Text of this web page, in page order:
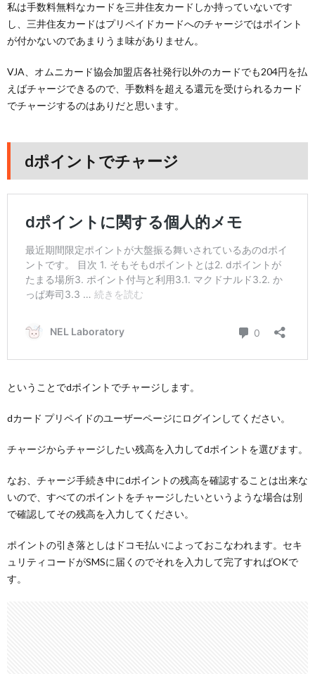
私は手数料無料なカードを三井住友カードしか持っていないです
し、三井住友カードはプリペイドカードへのチャージではポイント
が付かないのであまりうま味がありません。
VJA、オムニカード協会加盟店各社発行以外のカードでも204円を払
えばチャージできるので、手数料を超える還元を受けられるカード
でチャージするのはありだと思います。
dポイントでチャージ
ということでdポイントでチャージします。
dカード プリペイドのユーザーページにログインしてください。
チャージからチャージしたい残高を入力してdポイントを選びます。
なお、チャージ手続き中にdポイントの残高を確認することは出来な
いので、すべてのポイントをチャージしたいというような場合は別
で確認してその残高を入力してください。
ポイントの引き落としはドコモ払いによっておこなわれます。セキ
ュリティコードがSMSに届くのでそれを入力して完了すればOKで
す。